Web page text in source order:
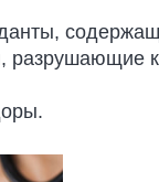
разрушающие